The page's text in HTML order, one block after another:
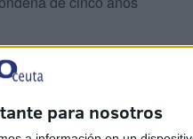
para nosotros
sido condenados a
Heredia ha sido